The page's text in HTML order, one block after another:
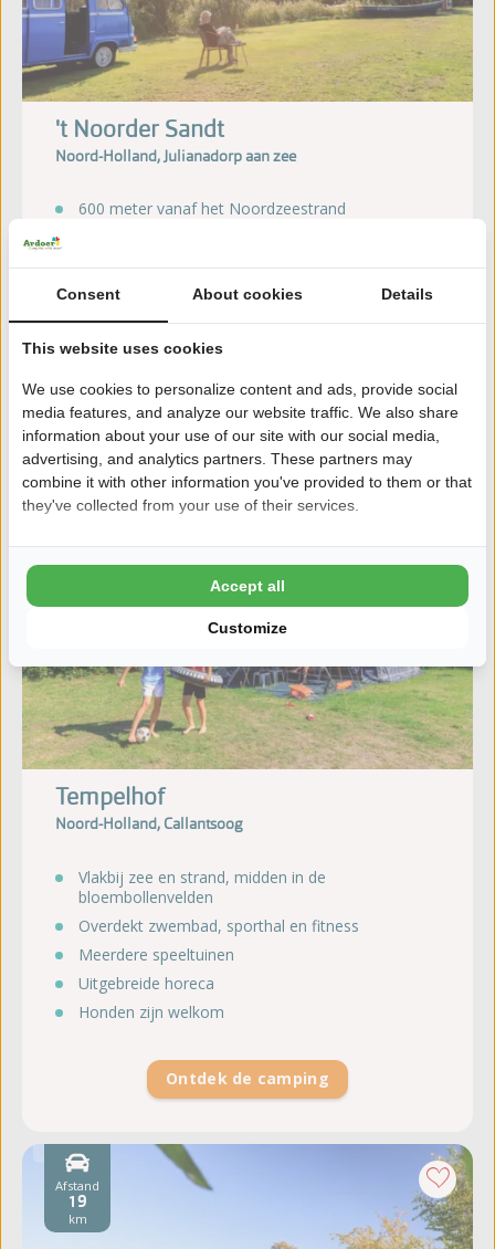
Afstand
19
km
't Noorder Sandt
Noord-Holland, Julianadorp aan zee
600 meter vanaf het Noordzeestrand
Wandelen, fietsen en kanoën
Overdekt zwembad
Ruim aanbod
Ontdek de camping
Afstand
13
Tempelhof
Noord-Holland, Callantsoog
Vlakbij zee en strand, midden in de
bloembollenvelden
Overdekt zwembad, sporthal en fitness
Meerdere speeltuinen
Uitgebreide horeca
Honden zijn welkom
Ontdek de camping
Consent About cookies Details
This website uses cookies
We use cookies to personalize content and ads, provide social
media features, and analyze our website traffic. We also share
information about your use of our site with our social media,
advertising, and analytics partners. These partners may
combine it with other information you've provided to them or that
they've collected from your use of their services.
Customize
Accept all